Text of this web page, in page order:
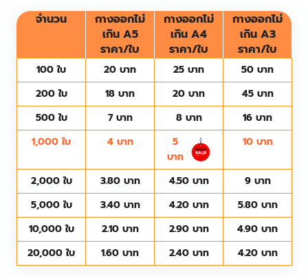
จำนวน
กางออกไม่
เกิน A5
ราคา/ใบ
กางออกไม่
เกิน A4
ราคา/ใบ
กางออกไม่
เกิน A3
ราคา/ใบ
100 ใบ 20 บาท 25 บาท
50 บาท
200 ใบ
18 บาท 20 บาท
45 บาท
500 ใบ
7 บาท 8 บาท
16 บาท
1,000 ใบ
4 บาท
5
บาท
10 บาท
2,000 ใบ 3.80 บาท 4.50 บาท
9 บาท
5,000 ใบ
3.40 บาท 4.20 บาท
5.80 บาท
10,000 ใบ
2.10 บาท 2.90 บาท
4.90 บาท
20,000 ใบ
1.60 บาท 2.40 บาท 4.20 บาท